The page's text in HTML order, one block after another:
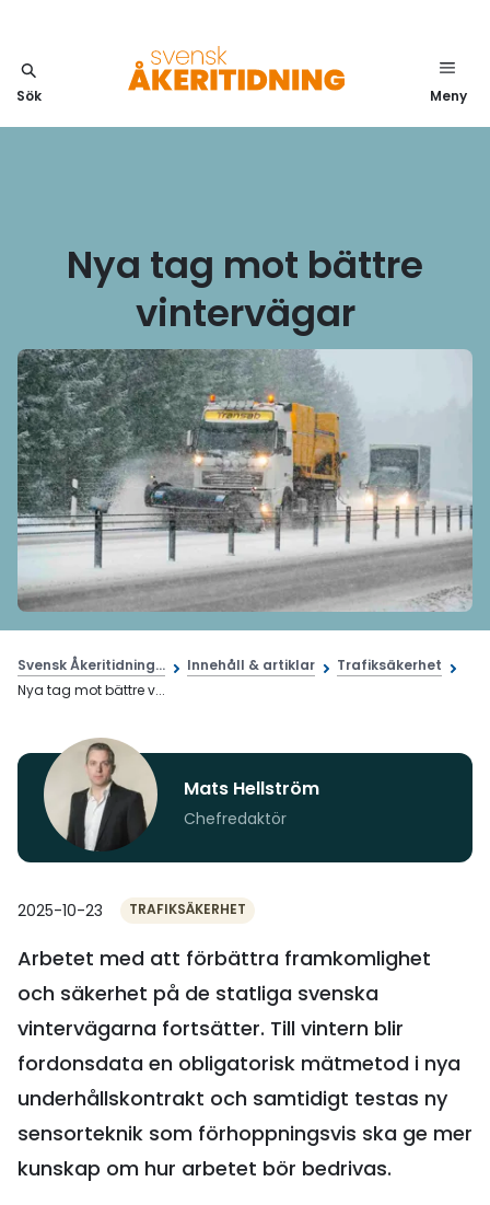
Sök Meny
Nya tag mot bättre
vintervägar
Svensk Åkeritidning... Innehåll & artiklar
Trafiksäkerhet
Nya tag mot bättre v...
Mats Hellström
Chefredaktör
2025-10-23 TRAFIKSÄKERHET
Arbetet med att förbättra framkomlighet
och säkerhet på de statliga svenska
vintervägarna fortsätter. Till vintern blir
fordonsdata en obligatorisk mätmetod i nya
underhållskontrakt och samtidigt testas ny
sensorteknik som förhoppningsvis ska ge mer
kunskap om hur arbetet bör bedrivas.